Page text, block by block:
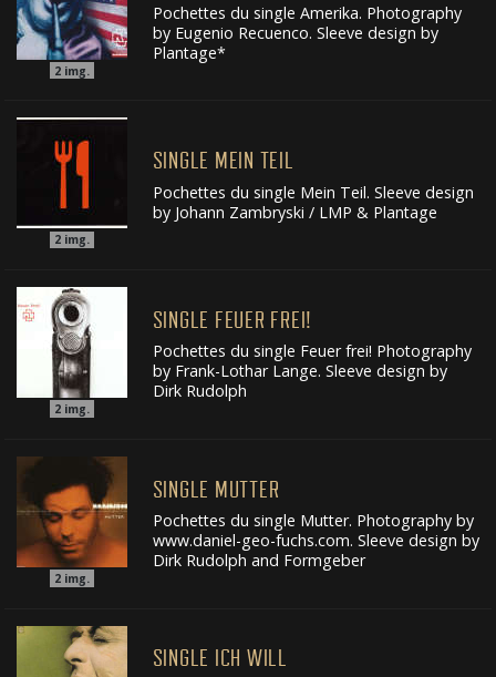
2 img.
Pochettes du single Amerika. Photography
by Eugenio Recuenco. Sleeve design by
Plantage*
2 img.
SINGLE MEIN TEIL
Pochettes du single Mein Teil. Sleeve design
by Johann Zambryski / LMP & Plantage
2 img.
SINGLE FEUER FREI!
Pochettes du single Feuer frei! Photography
by Frank-Lothar Lange. Sleeve design by
Dirk Rudolph
2 img.
SINGLE MUTTER
Pochettes du single Mutter. Photography by
www.daniel-geo-fuchs.com. Sleeve design by
Dirk Rudolph and Formgeber
SINGLE ICH WILL